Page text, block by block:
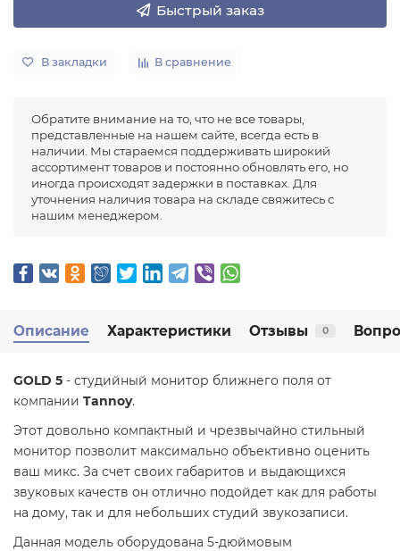
Быстрый заказ
В закладки В сравнение
Обратите внимание на то, что не все товары,
представленные на нашем сайте, всегда есть в
наличии. Мы стараемся поддерживать широкий
ассортимент товаров и постоянно обновлять его, но
иногда происходят задержки в поставках. Для
уточнения наличия товара на складе свяжитесь с
нашим менеджером.
Описание Характеристики Отзывы 0
GOLD 5 - студийный монитор ближнего поля от
компании Tannoy.
Этот довольно компактный и чрезвычайно стильный
монитор позволит максимально объективно оценить
ваш микс. За счет своих габаритов и выдающихся
звуковых качеств он отлично подойдет как для работы
на дому, так и для небольших студий звукозаписи.
Данная модель оборудована 5-дюймовым